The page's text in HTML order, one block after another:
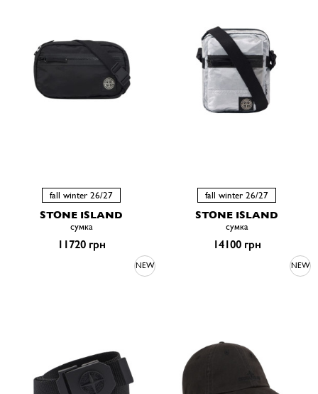
fall winter 26/27
STONE ISLAND
сумка
11720 грн
fall winter 26/27
STONE ISLAND
сумка
14100 грн
NEW NEW